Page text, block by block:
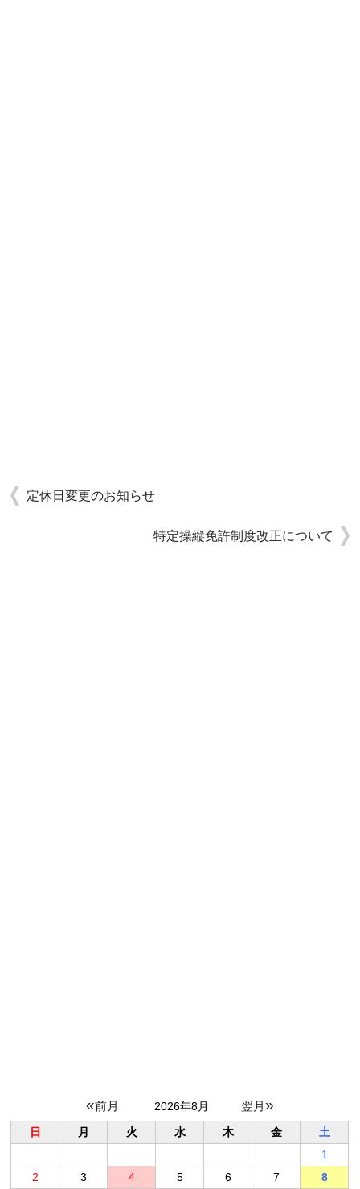
定休日変更のお知らせ
特定操縦免許制度改正について
« 2026年8月 »
日 月 火 水 木 金
土
1
2
3 4 5 6 7 8